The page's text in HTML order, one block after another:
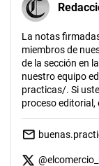
La notas
miembros de
de la sección en
nuestro equipo
practicas/. Si
proceso editorial,
@